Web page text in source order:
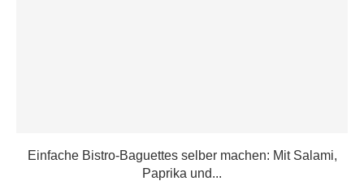
Einfache Bistro-Baguettes selber machen: Mit Salami,
Paprika und...